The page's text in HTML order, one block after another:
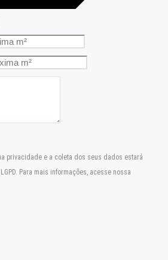
privacidade e a coleta dos seus dados estará
Para mais informações, acesse nossa